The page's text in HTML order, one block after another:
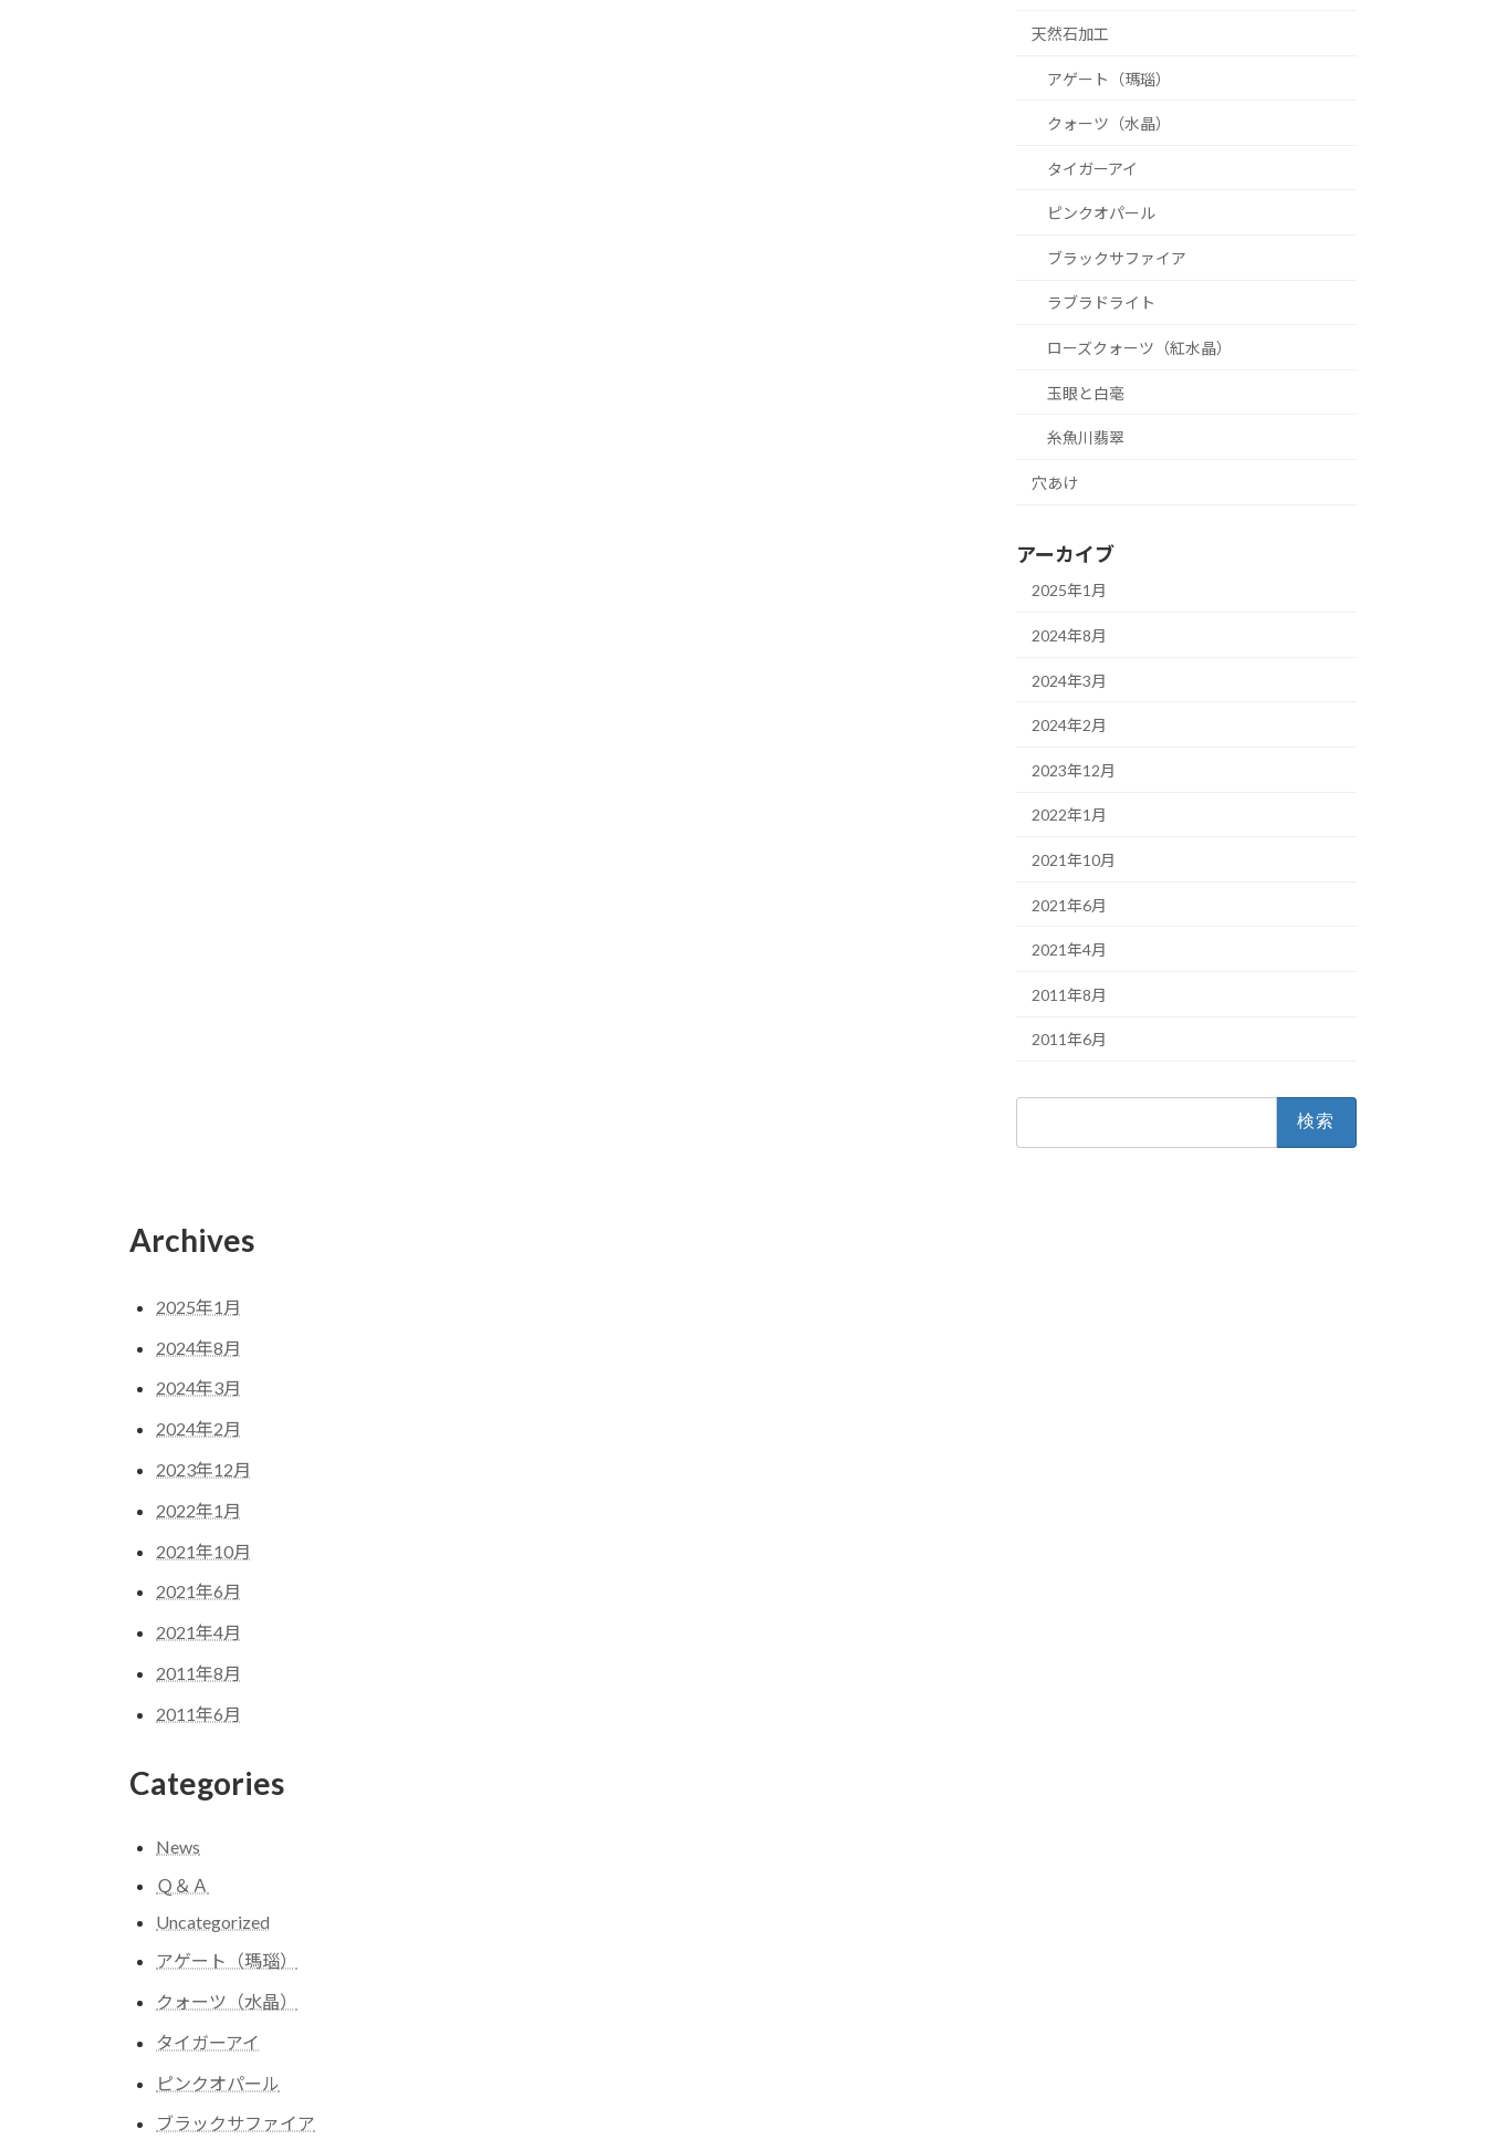
天然石加工
アゲート（瑪瑙）
クォーツ（水晶）
タイガーアイ
ピンクオパール
ブラックサファイア
ラブラドライト
ローズクォーツ（紅水晶）
玉眼と白毫
糸魚川翡翠
穴あけ
アーカイブ
2025年1月
2024年8月
2024年3月
2024年2月
2023年12月
2022年1月
2021年10月
2021年6月
2021年4月
2011年8月
2011年6月
Archives
2025年1月
2024年8月
2024年3月
2024年2月
2023年12月
2022年1月
2021年10月
2021年6月
2021年4月
2011年8月
2011年6月
Categories
News
Ｑ＆Ａ
Uncategorized
アゲート（瑪瑙）
クォーツ（水晶）
タイガーアイ
ピンクオパール
ブラックサファイア